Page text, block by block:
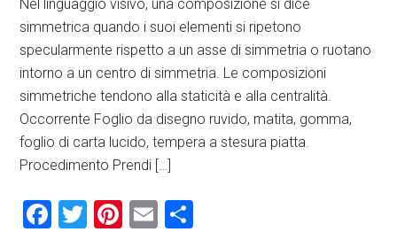
Nel linguaggio visivo, una composizione si dice
simmetrica quando i suoi elementi si ripetono
specularmente rispetto a un asse di simmetria o ruotano
intorno a un centro di simmetria. Le composizioni
simmetriche tendono alla staticità e alla centralità.
Occorrente Foglio da disegno ruvido, matita, gomma,
foglio di carta lucido, tempera a stesura piatta.
Procedimento Prendi […]
Facebook
Twitter
Pinterest
Email